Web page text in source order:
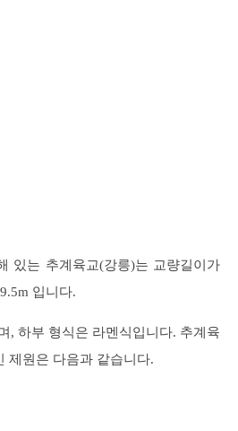
있는 추계육교(강릉)는 교량길이가
입니다.
, 하부 형식은 라멘식입니다. 추계육
제원은 다음과 같습니다.